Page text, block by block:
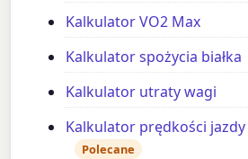
Kalkulator VO2 Max
Kalkulator spożycia białka
Kalkulator utraty wagi
Kalkulator prędkości
Polecane